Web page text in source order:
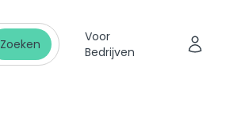
Zoeken
Voor
Bedrijven